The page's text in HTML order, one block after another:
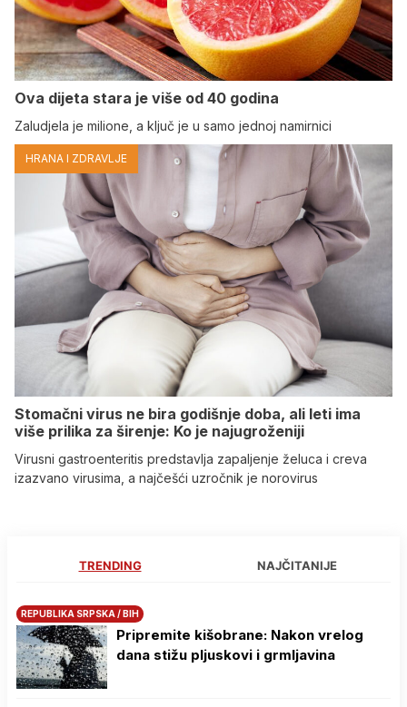
Ova dijeta stara je više od 40 godina
Zaludjela je milione, a ključ je u samo jednoj namirnici
HRANA I ZDRAVLJE
Stomačni virus ne bira godišnje doba, ali leti ima
više prilika za širenje: Ko je najugroženiji
Virusni gastroenteritis predstavlja zapaljenje želuca i creva
izazvano virusima, a najčešći uzročnik je norovirus
TRENDING NAJČITANIJE
REPUBLIKA SRPSKA / BIH
Pripremite kišobrane: Nakon vrelog
dana stižu pljuskovi i grmljavina